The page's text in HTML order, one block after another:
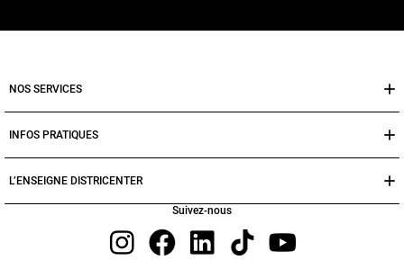
NOS SERVICES
INFOS PRATIQUES
L’ENSEIGNE DISTRICENTER
Suivez-nous